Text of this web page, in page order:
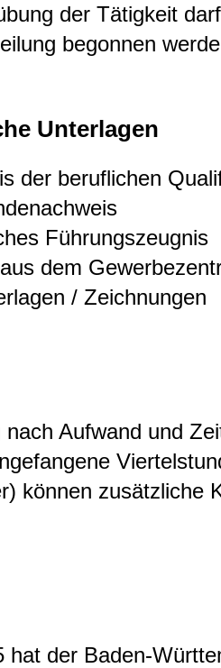
der Tätigkeit
begonnen
Unterlagen
der beruflichen
Führungszeugnis
dem
/ Zeichnungen
nach Aufwand und
können zusätzliche
hat der Baden-